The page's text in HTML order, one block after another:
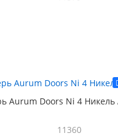
Aurum Doors Ni 4 Никель
11360